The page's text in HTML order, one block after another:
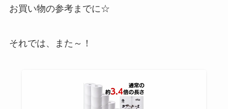
お買い物の参考までに☆
それでは、また～！